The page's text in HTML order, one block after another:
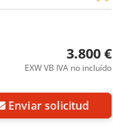
3.800 €
EXW VB IVA no incluído
Enviar solicitud